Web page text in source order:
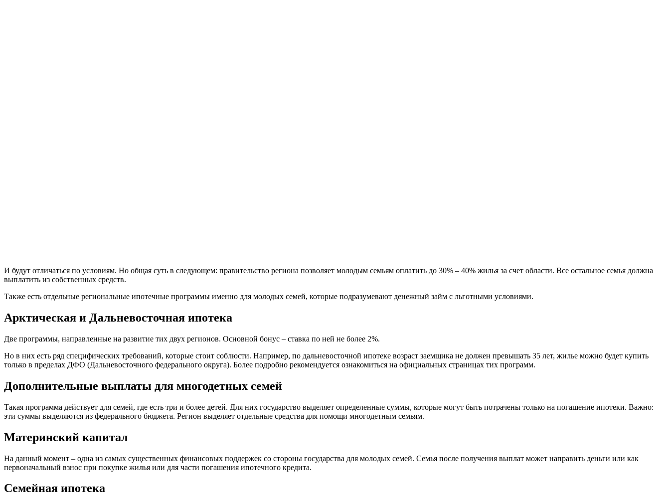
И будут отличаться по условиям. Но общая суть в следующем: правительство региона позволяет молодым семьям оплатить до 30% – 40% жилья за счет области. Все остальное семья должна
выплатить из собственных средств.
Также есть отдельные региональные ипотечные программы именно для молодых семей, которые подразумевают денежный займ с льготными условиями.
Арктическая и Дальневосточная ипотека
Две программы, направленные на развитие тих двух регионов. Основной бонус – ставка по ней не более 2%.
Но в них есть ряд специфических требований, которые стоит соблюсти. Например, по дальневосточной ипотеке возраст заемщика не должен превышать 35 лет, жилье можно будет купить
только в пределах ДФО (Дальневосточного федерального округа). Более подробно рекомендуется ознакомиться на официальных страницах тих программ.
Дополнительные выплаты для многодетных семей
Такая программа действует для семей, где есть три и более детей. Для них государство выделяет определенные суммы, которые могут быть потрачены только на погашение ипотеки. Важно:
эти суммы выделяются из федерального бюджета. Регион выделяет отдельные средства для помощи многодетным семьям.
Материнский капитал
На данный момент – одна из самых существенных финансовых поддержек со стороны государства для молодых семей. Семья после получения выплат может направить деньги или как
первоначальный взнос при покупке жилья или для части погашения ипотечного кредита.
Семейная ипотека